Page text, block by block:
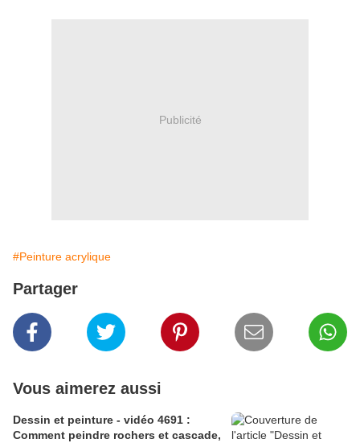
Publicité
#Peinture acrylique
Partager
Vous aimerez aussi
Dessin et peinture - vidéo 4691 :
Comment peindre rochers et cascade,